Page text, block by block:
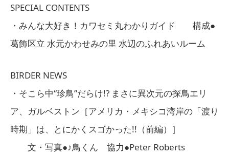
SPECIAL CONTENTS
・みんな大好き！カワセミ丸わかりガイド 構成●
葛飾区立 水元かわせみの里 水辺のふれあいルーム
BIRDER NEWS
・そこら中“珍鳥”だらけ!? まさに異次元の探鳥エリ
ア、ガルベストン［アメリカ・メキシコ湾岸の「渡り
時期」は、とにかくスゴかった!!（前編）］
文・写真●♪鳥くん 協力●Peter Roberts